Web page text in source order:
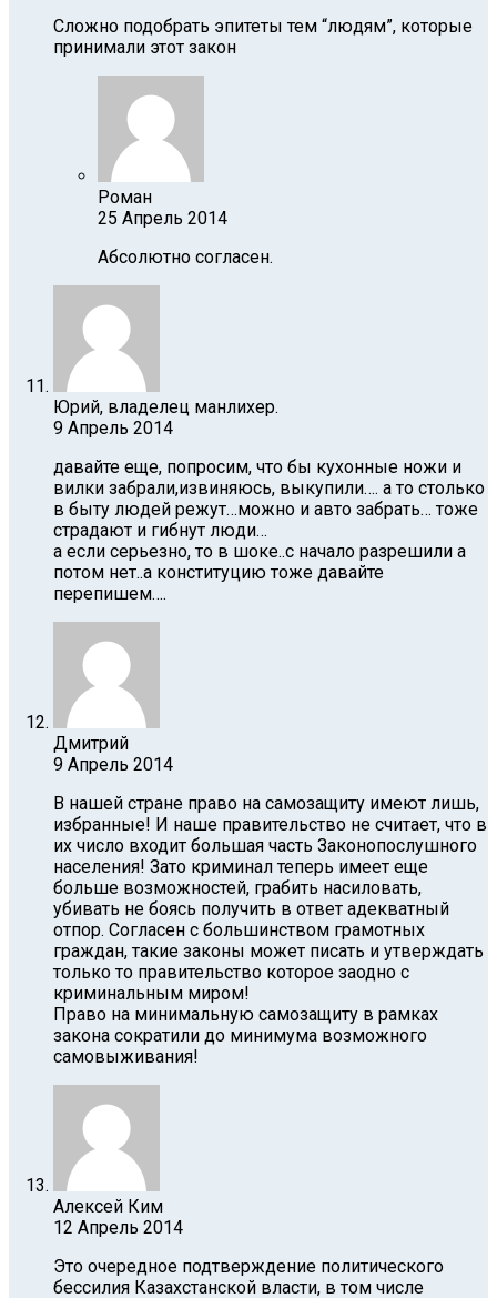
Сложно подобрать эпитеты тем “людям”, которые
принимали этот закон
Роман
25 Апрель 2014
Абсолютно согласен.
Юрий, владелец манлихер.
9 Апрель 2014
давайте еще, попросим, что бы кухонные ножи и
вилки забрали,извиняюсь, выкупили…. а то столько
в быту людей режут…можно и авто забрать… тоже
страдают и гибнут люди…
а если серьезно, то в шоке..с начало разрешили а
потом нет..а конституцию тоже давайте
перепишем….
Дмитрий
9 Апрель 2014
В нашей стране право на самозащиту имеют лишь,
избранные! И наше правительство не считает, что в
их число входит большая часть Законопослушного
населения! Зато криминал теперь имеет еще
больше возможностей, грабить насиловать,
убивать не боясь получить в ответ адекватный
отпор. Согласен с большинством грамотных
граждан, такие законы может писать и утверждать
только то правительство которое заодно с
криминальным миром!
Право на минимальную самозащиту в рамках
закона сократили до минимума возможного
самовыживания!
Алексей Ким
12 Апрель 2014
Это очередное подтверждение политического
бессилия Казахстанской власти, в том числе